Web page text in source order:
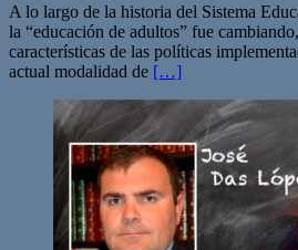
A lo largo de la historia del Sistema
la “educación de adultos” fue
características de las políticas
actual modalidad de […]